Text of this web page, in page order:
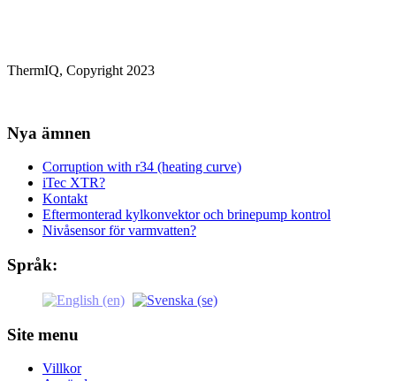
ThermIQ, Copyright 2023
Nya ämnen
Corruption with r34 (heating curve)
iTec XTR?
Kontakt
Eftermonterad kylkonvektor och brinepump kontrol
Nivåsensor för varmvatten?
Språk:
Site menu
Villkor